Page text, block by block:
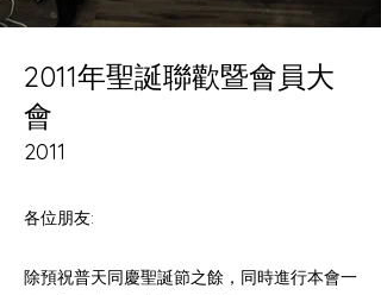
2011年聖誕聯歡暨會員大
會
2011
各位朋友:
除預祝普天同慶聖誕節之餘，同時進行本會一